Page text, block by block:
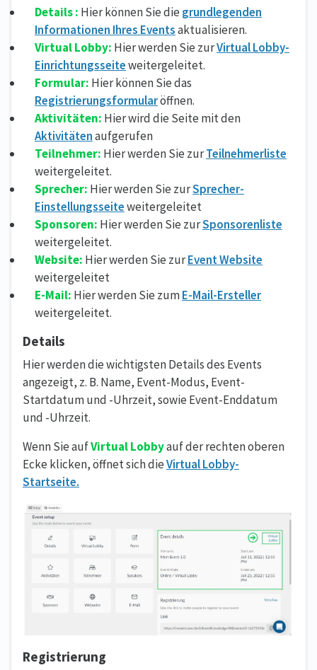
Details : Hier können Sie die grundlegenden
Informationen Ihres Eventsaktualisieren.
Virtual Lobby: Hier werden Sie zurVirtual Lobby-
Einrichtungsseiteweitergeleitet.
Formular: Hier können Sie das
Registrierungsformularöffnen.
Aktivitäten: Hier wird die Seite mit den
Aktivitätenaufgerufen
Teilnehmer: Hier werden Sie zurTeilnehmerliste
weitergeleitet.
Sprecher: Hier werden Sie zurSprecher-
Einstellungsseiteweitergeleitet
Sponsoren: Hier werden Sie zurSponsorenliste
weitergeleitet.
Website: Hier werden Sie zurEvent Website
weitergeleitet
E-Mail: Hier werden Sie zumE-Mail-Ersteller
weitergeleitet.
Details
Hier werden die wichtigsten Details des Events
angezeigt, z. B. Name, Event-Modus, Event-
Startdatum und -Uhrzeit, sowie Event-Enddatum
und -Uhrzeit.
Wenn Sie aufVirtual Lobbyauf der rechten oberen
Ecke klicken, öffnet sich dieVirtual Lobby-
Startseite.
Registrierung